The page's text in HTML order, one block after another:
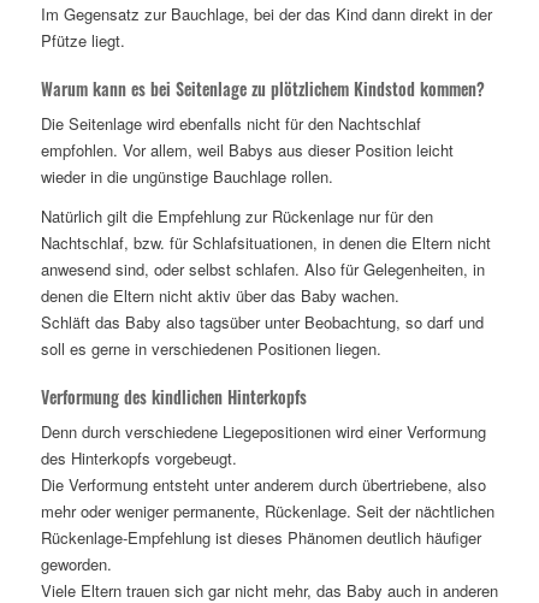
Im Gegensatz zur Bauchlage, bei der das Kind dann direkt in der
Pfütze liegt.
Warum kann es bei Seitenlage zu plötzlichem Kindstod kommen?
Die Seitenlage wird ebenfalls nicht für den Nachtschlaf
empfohlen. Vor allem, weil Babys aus dieser Position leicht
wieder in die ungünstige Bauchlage rollen.
Natürlich gilt die Empfehlung zur Rückenlage nur für den
Nachtschlaf, bzw. für Schlafsituationen, in denen die Eltern nicht
anwesend sind, oder selbst schlafen. Also für Gelegenheiten, in
denen die Eltern nicht aktiv über das Baby wachen.
Schläft das Baby also tagsüber unter Beobachtung, so darf und
soll es gerne in verschiedenen Positionen liegen.
Verformung des kindlichen Hinterkopfs
Denn durch verschiedene Liegepositionen wird einer Verformung
des Hinterkopfs vorgebeugt.
Die Verformung entsteht unter anderem durch übertriebene, also
mehr oder weniger permanente, Rückenlage. Seit der nächtlichen
Rückenlage-Empfehlung ist dieses Phänomen deutlich häufiger
geworden.
Viele Eltern trauen sich gar nicht mehr, das Baby auch in anderen